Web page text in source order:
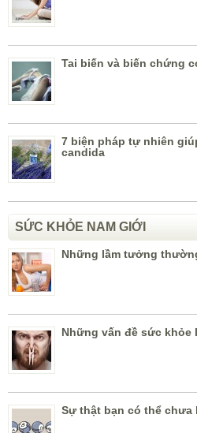
Tai biến và biến chứng
7 biện pháp tự nhiên
candida
SỨC KHỎE NAM GIỚI
Những lầm tưởng
Những vấn đề sức khỏe
Sự thật bạn có thể chưa